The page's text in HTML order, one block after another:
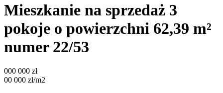
Mieszkanie na sprzedaż 3
pokoje o powierzchni 62,39 m²
numer 22/53
000 000 zł
00 000 zł/m2